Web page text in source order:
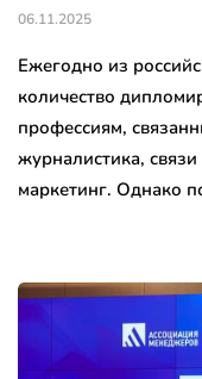
06.11.2025
Ежегодно из
количество
профессиям,
журналистика,
маркетинг. Однако